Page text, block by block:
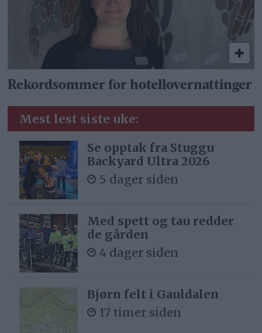
Rekordsommer for hotellovernattinger
Mest lest siste uke:
Se opptak fra Stuggu
Backyard Ultra 2026
5 dager siden
Med spett og tau redder
de gården
4 dager siden
Bjørn felt i Gauldalen
17 timer siden